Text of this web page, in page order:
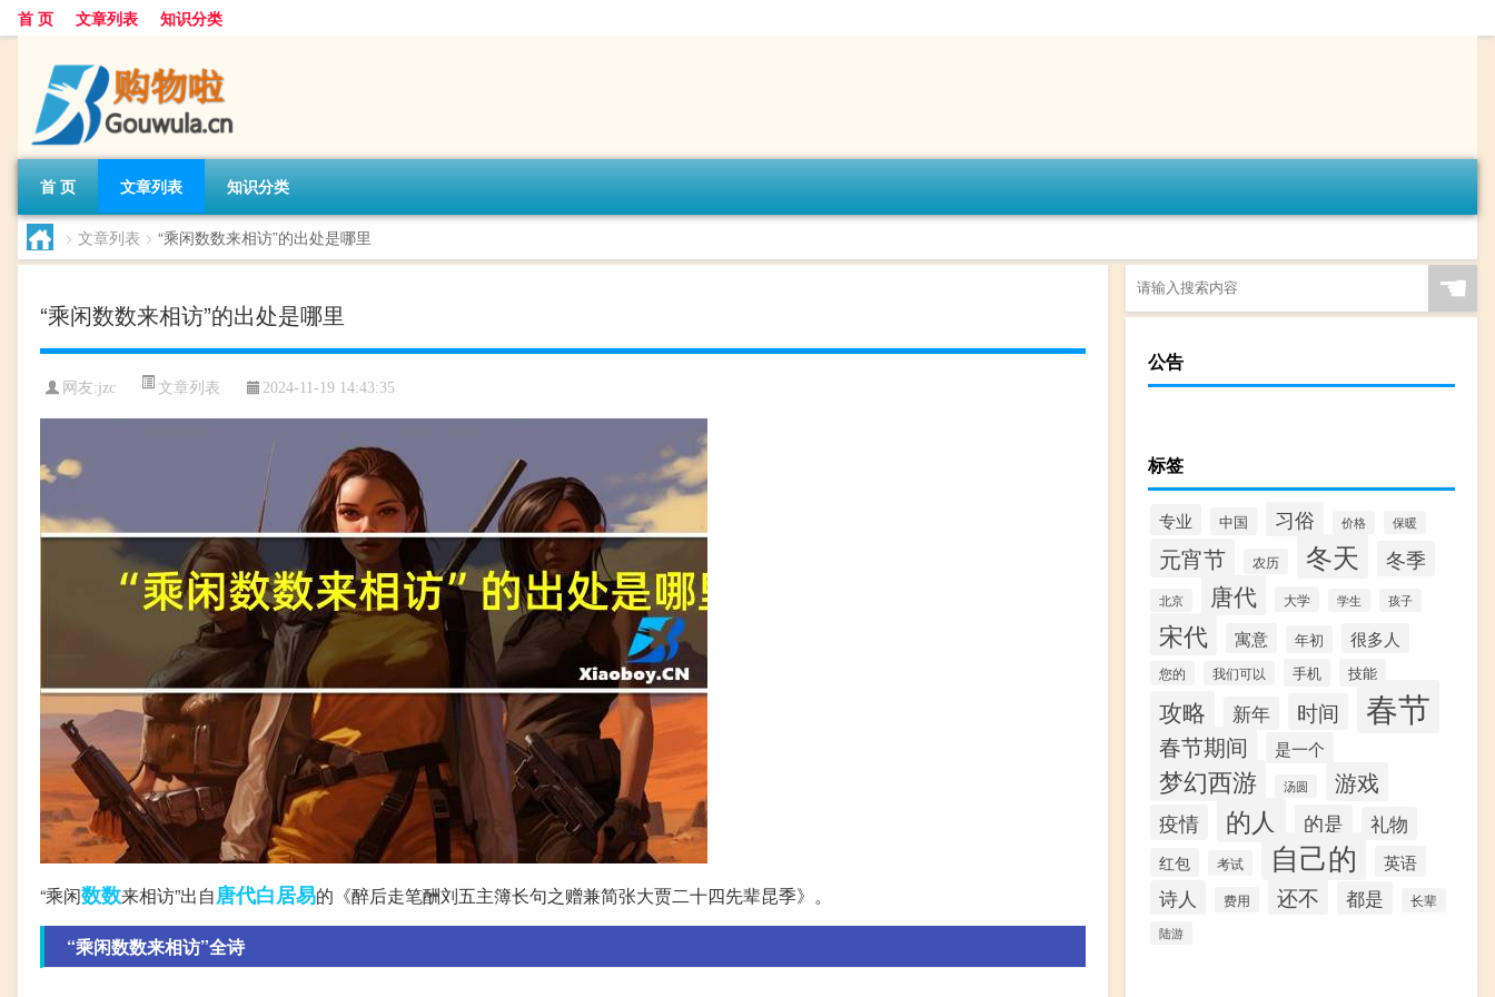
首 页 文章列表 知识分类
首 页 文章列表 知识分类
> 文章列表 > “乘闲数数来相访”的出处是哪里
“乘闲数数来相访”的出处是哪里
网友:jzc 文章列表 2024-11-19 14:43:35
“乘闲数数来相访”出自唐代白居易的《醉后走笔酬刘五主簿长句之赠兼简张大贾二十四先辈昆季》。
“乘闲数数来相访”全诗
☚
公告
标签
专业 中国 习俗 价格 保暖
元宵节 农历 冬天 冬季
北京 唐代 大学 学生 孩子
宋代 寓意 年初 很多人
您的 我们可以 手机 技能
攻略 新年 时间 春节
春节期间 是一个
梦幻西游 汤圆 游戏
疫情 的人 的是 礼物
红包 考试 自己的 英语
诗人 费用 还不 都是 长辈
陆游